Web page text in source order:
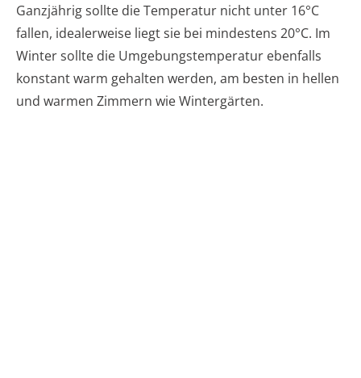
Ganzjährig sollte die Temperatur nicht unter 16°C
fallen, idealerweise liegt sie bei mindestens 20°C. Im
Winter sollte die Umgebungstemperatur ebenfalls
konstant warm gehalten werden, am besten in hellen
und warmen Zimmern wie Wintergärten.